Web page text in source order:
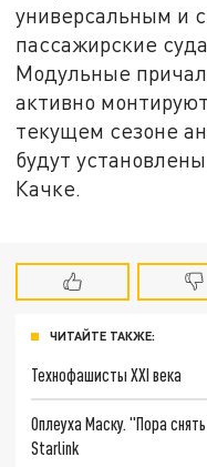
универсальным и
пассажирские
Модульные
активно
текущем сезоне
будут
Качке.
ЧИТАЙТЕ ТАКЖЕ:
Технофашисты XXI века
Оплеуха Маску. "Пора
Starlink